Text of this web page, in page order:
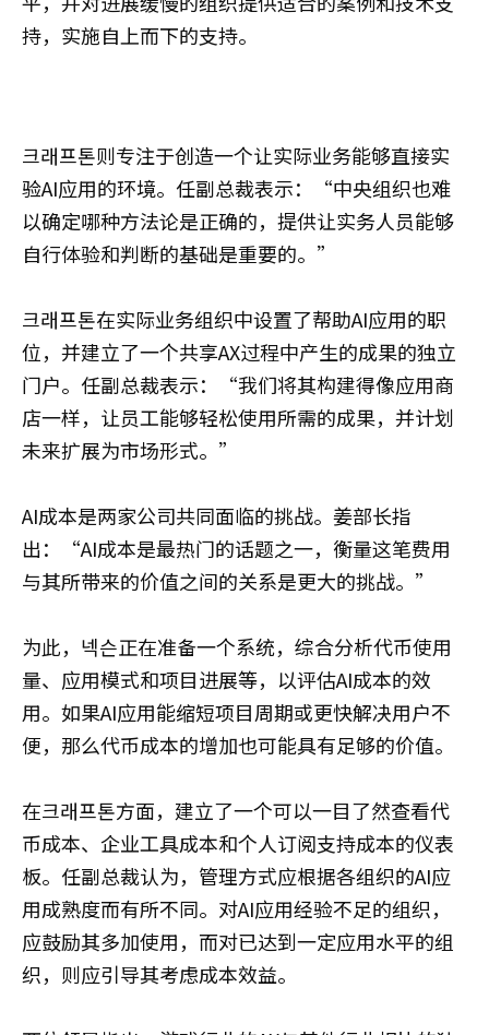
持，实施自上而下的支持。
크래프톤则专注于创造一个让实际业务能够直接实
验AI应用的环境。任副总裁表示：“中央组织也难
以确定哪种方法论是正确的，提供让实务人员能够
自行体验和判断的基础是重要的。”
크래프톤在实际业务组织中设置了帮助AI应用的职
位，并建立了一个共享AX过程中产生的成果的独立
门户。任副总裁表示：“我们将其构建得像应用商
店一样，让员工能够轻松使用所需的成果，并计划
未来扩展为市场形式。”
AI成本是两家公司共同面临的挑战。姜部长指
出：“AI成本是最热门的话题之一，衡量这笔费用
与其所带来的价值之间的关系是更大的挑战。”
为此，넥슨正在准备一个系统，综合分析代币使用
量、应用模式和项目进展等，以评估AI成本的效
用。如果AI应用能缩短项目周期或更快解决用户不
便，那么代币成本的增加也可能具有足够的价值。
在크래프톤方面，建立了一个可以一目了然查看代
币成本、企业工具成本和个人订阅支持成本的仪表
板。任副总裁认为，管理方式应根据各组织的AI应
用成熟度而有所不同。对AI应用经验不足的组织，
应鼓励其多加使用，而对已达到一定应用水平的组
织，则应引导其考虑成本效益。